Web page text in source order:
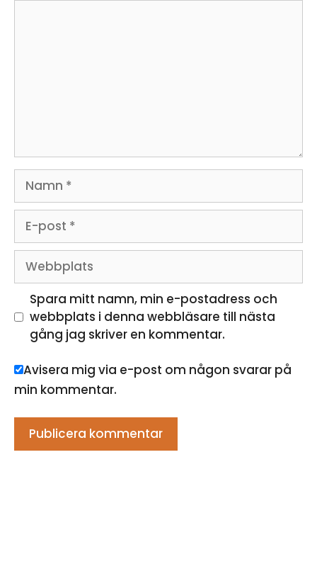
post
Webbplats
Spara mitt namn, min e-postadress och
webbplats i denna webbläsare till nästa
gång jag skriver en kommentar.
Avisera mig via e-post om någon svarar på
min kommentar.